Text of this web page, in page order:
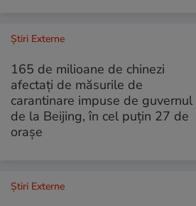
Știri Externe
165 de milioane de chinezi
afectați de măsurile de
carantinare impuse de guvernul
de la Beijing, în cel puțin 27 de
orașe
Știri Externe